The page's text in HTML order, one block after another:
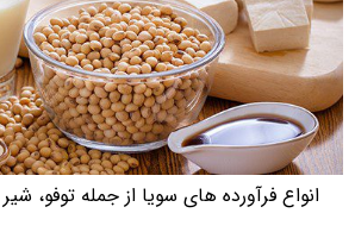
انواع فرآورده های سویا از جمله توفو، شیر